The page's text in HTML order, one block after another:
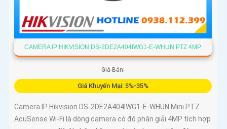
CAMERA IP HIKVISION DS-2DE2A404IWG1-E-WHUN PTZ 4MP
Giá Bán:
Giá Khuyến Mại: 5%-35%
Camera IP Hikvision DS-2DE2A404IWG1-E-WHUN Mini PTZ
AcuSense Wi-Fi là dòng camera có độ phân giải 4MP tích hợp